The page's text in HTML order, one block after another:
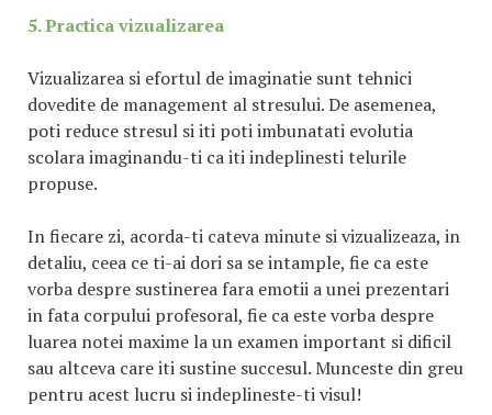
5. Practica vizualizarea
Vizualizarea si efortul de imaginatie sunt tehnici
dovedite de management al stresului. De asemenea,
poti reduce stresul si iti poti imbunatati evolutia
scolara imaginandu-ti ca iti indeplinesti telurile
propuse.
In fiecare zi, acorda-ti cateva minute si vizualizeaza, in
detaliu, ceea ce ti-ai dori sa se intample, fie ca este
vorba despre sustinerea fara emotii a unei prezentari
in fata corpului profesoral, fie ca este vorba despre
luarea notei maxime la un examen important si dificil
sau altceva care iti sustine succesul. Munceste din greu
pentru acest lucru si indeplineste-ti visul!